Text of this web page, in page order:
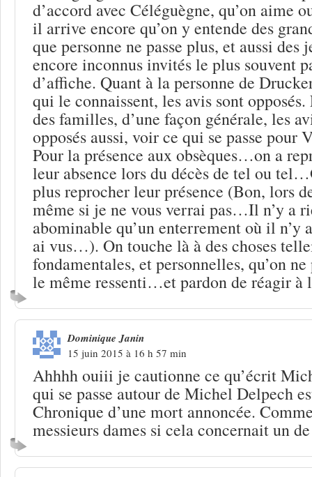
d’accord avec Céléguègne, qu’on aime
il arrive encore qu’on y entende des
que personne ne passe plus, et aussi des
encore inconnus invités le plus souvent
d’affiche. Quant à la personne de
qui le connaissent, les avis sont
des familles, d’une façon générale, les
opposés aussi, voir ce qui se passe
Pour la présence aux obsèques…on a
leur absence lors du décès de tel ou
plus reprocher leur présence (Bon, lors
même si je ne vous verrai pas…Il n’y a
abominable qu’un enterrement où il n’y
ai vus…). On touche là à des choses
fondamentales, et personnelles, qu’on
le même ressenti…et pardon de réagir à
Dominique Janin
15 juin 2015 à 16 h 57 min
Ahhhh ouiii je cautionne ce qu’écrit
qui se passe autour de Michel Delpech
Chronique d’une mort annoncée.
messieurs dames si cela concernait un